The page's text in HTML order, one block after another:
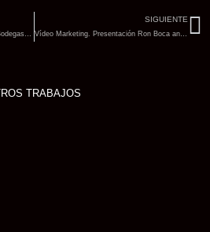
Fotografía de Reportaje. Reportaje Bodegas Vegamar.
SIGUIENTE
Vídeo Marketing. Presentación Ron Boca and Waterfall.
TRABAJOS